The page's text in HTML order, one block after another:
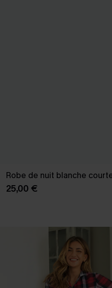
Robe de nuit blanche
25,00 €